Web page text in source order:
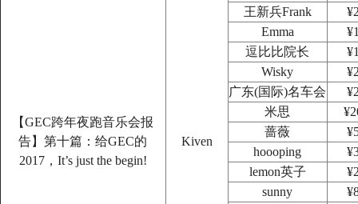
【GEC跨年夜跑音乐会报
告】第十篇：给GEC的
2017，It’s just the begin!
Kiven
王新兵Frank
Emma
逗比比院长
Wisky
广东(国际)名车会
米思
蔷薇
hoooping
lemon英子
sunny